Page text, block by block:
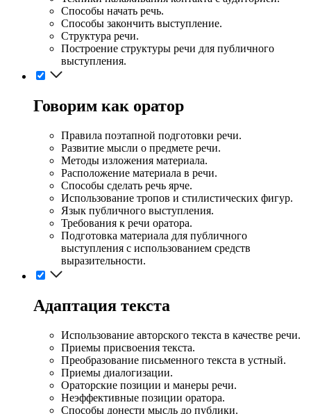
Способы начать речь.
Способы закончить выступление.
Структура речи.
Построение структуры речи для публичного
выступления.
Говорим как оратор
Правила поэтапной подготовки речи.
Развитие мысли о предмете речи.
Методы изложения материала.
Расположение материала в речи.
Способы сделать речь ярче.
Использование тропов и стилистических фигур.
Язык публичного выступления.
Требования к речи оратора.
Подготовка материала для публичного
выступления с использованием средств
выразительности.
Адаптация текста
Использование авторского текста в качестве речи.
Приемы присвоения текста.
Преобразование письменного текста в устный.
Приемы диалогизации.
Ораторские позиции и манеры речи.
Неэффективные позиции оратора.
Способы донести мысль до публики.